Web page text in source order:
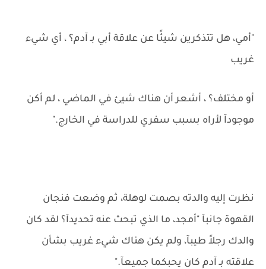
"أمي، هل تتذكرين شيئًا عن علاقة أبي بـ آدم؟ ، أي شيء
غريب
أو مختلف؟ ، أشعر أن هناك شيئ في الماضي ، لم أكن
موجودآ لأراه بسبب سفري للدراسة في الخارج."
نظرت إليه والدته بصمت لوهلة، ثم وضعت فنجان
القهوة جانبآ "أمجد، ما الذي تبحث عنه تحديدآ؟ لقد كان
والدك رجلاً طيبآ، ولم يكن هناك شيء غريب بشأن
علاقته بـ آدم كان يحبكما جميعآ."